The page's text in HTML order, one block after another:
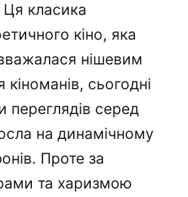
класика
кіно, яка
нішевим
сьогодні
переглядів серед
на динамічному
Проте за
та харизмою